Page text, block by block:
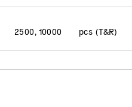
2500, 10000 pcs (T&R)